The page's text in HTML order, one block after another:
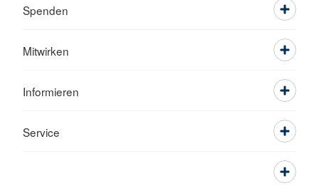
Spenden
Mitwirken
Informieren
Service